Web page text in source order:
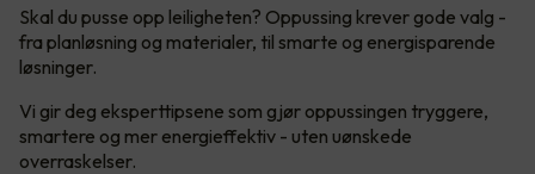
Skal du pusse opp leiligheten? Oppussing krever gode valg -
fra planløsning og materialer, til smarte og energisparende
løsninger.
Vi gir deg eksperttipsene som gjør oppussingen tryggere,
smartere og mer energieffektiv - uten uønskede
overraskelser.